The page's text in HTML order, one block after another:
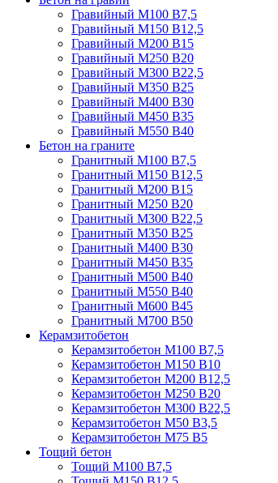
Гравийный М100 В7,5
Гравийный М150 В12,5
Гравийный М200 В15
Гравийный М250 В20
Гравийный М300 В22,5
Гравийный М350 В25
Гравийный М400 В30
Гравийный М450 В35
Гравийный М550 В40
Бетон на граните
Гранитный М100 В7,5
Гранитный М150 В12,5
Гранитный М200 В15
Гранитный М250 В20
Гранитный М300 В22,5
Гранитный М350 В25
Гранитный М400 В30
Гранитный М450 В35
Гранитный М500 В40
Гранитный М550 В40
Гранитный М600 В45
Гранитный М700 В50
Керамзитобетон
Керамзитобетон М100 В7,5
Керамзитобетон М150 В10
Керамзитобетон М200 В12,5
Керамзитобетон М250 В20
Керамзитобетон М300 В22,5
Керамзитобетон М50 В3,5
Керамзитобетон М75 В5
Тощий бетон
Тощий М100 В7,5